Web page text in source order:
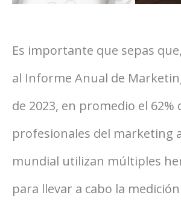
Es importante que sepas
al Informe Anual de
de 2023, en promedio el 62%
profesionales del marketing
mundial utilizan múltiples
para llevar a cabo la